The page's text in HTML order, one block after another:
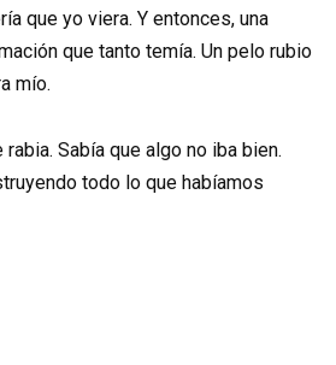
que yo viera. Y entonces, una
que tanto temía. Un pelo rubio
mío.
Sabía que algo no iba bien.
todo lo que habíamos